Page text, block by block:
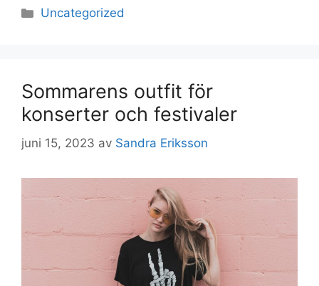
Kategorier
Uncategorized
Sommarens outfit för
konserter och festivaler
juni 15, 2023 av Sandra Eriksson